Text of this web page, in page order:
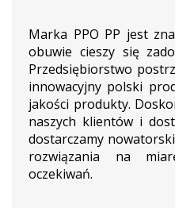
Marka PPO PP jest
obuwie cieszy się
Przedsiębiorstwo
innowacyjny polski
jakości produkty.
naszych klientów i
dostarczamy
rozwiązania na
oczekiwań.